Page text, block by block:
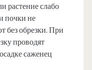
растение слабо
почки не
без обрезки. При
проводят
саженец